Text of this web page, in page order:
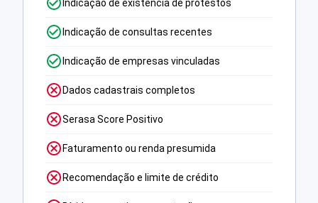
Indicação de existência de protestos
Indicação de consultas recentes
Indicação de empresas vinculadas
Dados cadastrais completos
Serasa Score Positivo
Faturamento ou renda presumida
Recomendação e limite de crédito